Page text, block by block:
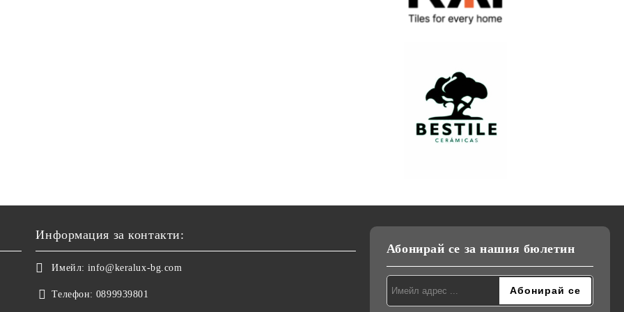
Информация за контакти:
Имейл: info@keralux-bg.com
Телефон: 0899939801
Абонирай се за нашия бюлетин